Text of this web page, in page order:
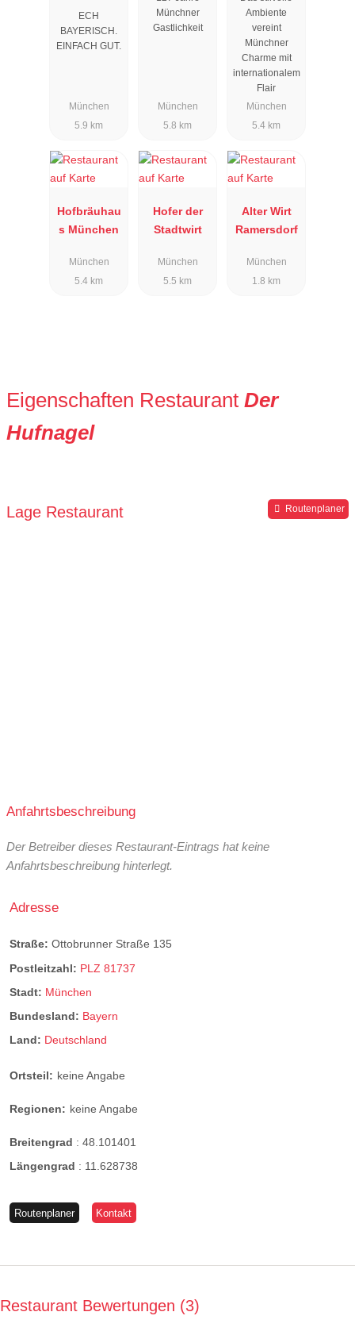
ECH
BAYERISCH.
EINFACH GUT.
München
5.9 km
Münchner
Gastlichkeit
München
5.8 km
Ambiente
vereint
Münchner
Charme mit
internationalem
Flair
München
5.4 km
Hofbräuhau
s München
München
5.4 km
Hofer der
Stadtwirt
München
5.5 km
Alter Wirt
Ramersdorf
München
1.8 km
Eigenschaften Restaurant Der
Hufnagel
Lage Restaurant Routenplaner
Anfahrtsbeschreibung
Der Betreiber dieses Restaurant-Eintrags hat keine
Anfahrtsbeschreibung hinterlegt.
Adresse
Straße: Ottobrunner Straße 135
Postleitzahl: PLZ 81737
Stadt: München
Bundesland: Bayern
Land: Deutschland
Ortsteil: keine Angabe
Regionen: keine Angabe
Breitengrad : 48.101401
Längengrad : 11.628738
Routenplaner Kontakt
Restaurant Bewertungen 3